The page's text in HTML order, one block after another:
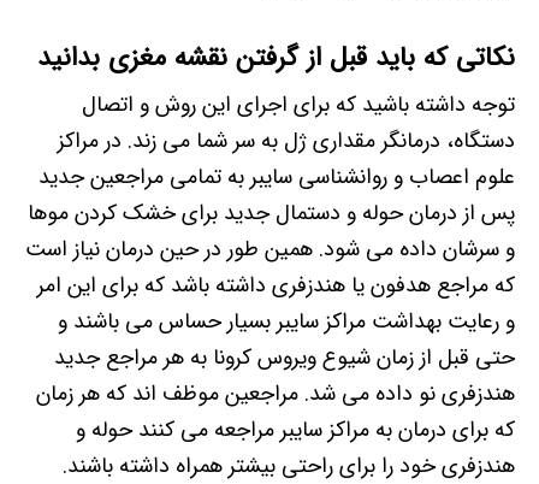
نکاتی که باید قبل از گرفتن نقشه مغزی بدانید
توجه داشته باشید که برای اجرای این روش و اتصال
دستگاه، درمانگر مقداری ژل به سر شما می زند. در مراکز
علوم اعصاب و روانشناسی سایبر به تمامی مراجعین جدید
پس از درمان حوله و دستمال جدید برای خشک کردن موها
و سرشان داده می شود. همین طور در حین درمان نیاز است
که مراجع هدفون یا هندزفری داشته باشد که برای این امر
و رعایت بهداشت مراکز سایبر بسیار حساس می باشند و
حتی قبل از زمان شیوع ویروس کرونا به هر مراجع جدید
هندزفری نو داده می شد. مراجعین موظف اند که هر زمان
که برای درمان به مراکز سایبر مراجعه می کنند حوله و
هندزفری خود را برای راحتی بیشتر همراه داشته باشند.